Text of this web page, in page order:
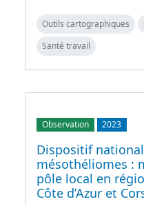
Outils cartographiques
Santé travail
Observation 2023
Dispositif
mésothéliomes :
pôle local en
Côte d’Azur et